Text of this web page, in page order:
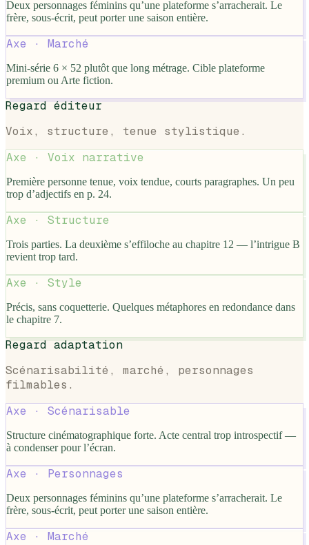
Deux personnages féminins qu’une plateforme s’arracherait. Le
frère, sous-écrit, peut porter une saison entière.
Axe · Marché
Mini-série 6 × 52 plutôt que long métrage. Cible plateforme
premium ou Arte fiction.
Regard éditeur
Voix, structure, tenue stylistique.
Axe · Voix narrative
Première personne tenue, voix tendue, courts paragraphes. Un peu
trop d’adjectifs en p. 24.
Axe · Structure
Trois parties. La deuxième s’effiloche au chapitre 12 — l’intrigue B
revient trop tard.
Axe · Style
Précis, sans coquetterie. Quelques métaphores en redondance dans
le chapitre 7.
Regard adaptation
Scénarisabilité, marché, personnages
filmables.
Axe · Scénarisable
Structure cinématographique forte. Acte central trop introspectif —
à condenser pour l’écran.
Axe · Personnages
Deux personnages féminins qu’une plateforme s’arracherait. Le
frère, sous-écrit, peut porter une saison entière.
Axe · Marché